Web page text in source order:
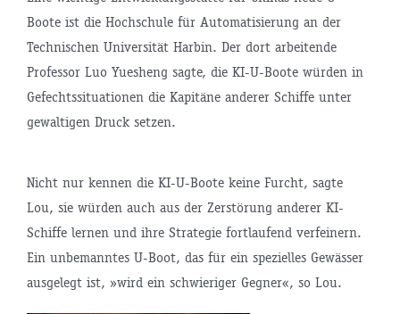
Boote ist die Hochschule für Automatisierung an der
Technischen Universität Harbin. Der dort arbeitende
Professor Luo Yuesheng sagte, die KI-U-Boote würden in
Gefechtssituationen die Kapitäne anderer Schiffe unter
gewaltigen Druck setzen.
Nicht nur kennen die KI-U-Boote keine Furcht, sagte
Lou, sie würden auch aus der Zerstörung anderer KI-
Schiffe lernen und ihre Strategie fortlaufend verfeinern.
Ein unbemanntes U-Boot, das für ein spezielles Gewässer
ausgelegt ist, »wird ein schwieriger Gegner«, so Lou.